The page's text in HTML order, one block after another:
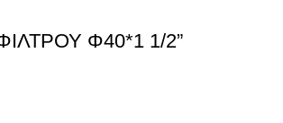
Φ40*1 1/2”